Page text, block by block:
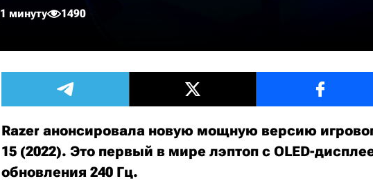
1 минуту 1490
Razer анонсировала новую мощную версию
15 (2022). Это первый в мире лэптоп с OLED-
обновления 240 Гц.